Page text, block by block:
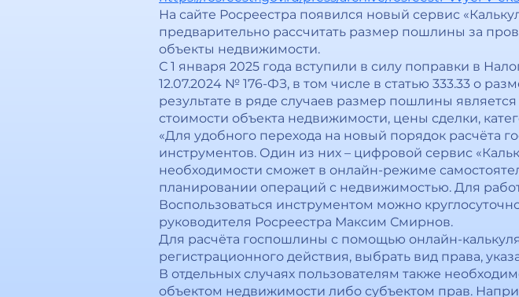
На сайте Росреестра появился новый сервис
предварительно рассчитать размер пошлины за
объекты недвижимости.
С 1 января 2025 года вступили в силу поправки в
12.07.2024 № 176-ФЗ, в том числе в статью 333.33 о
результате в ряде случаев размер пошлины
стоимости объекта недвижимости, цены сделки,
«Для удобного перехода на новый порядок расчёта
инструментов. Один из них – цифровой сервис
необходимости сможет в онлайн-режиме
планировании операций с недвижимостью. Для
Воспользоваться инструментом можно
руководителя Росреестра Максим Смирнов.
Для расчёта госпошлины с помощью онлайн-
регистрационного действия, выбрать вид права,
В отдельных случаях пользователям также
объектом недвижимости либо субъектом прав.